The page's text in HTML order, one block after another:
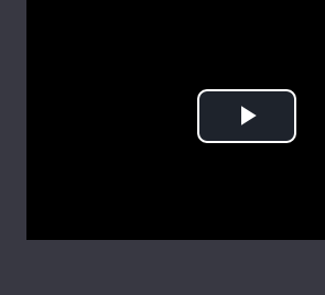
Статті
Архів Вакансії
Play